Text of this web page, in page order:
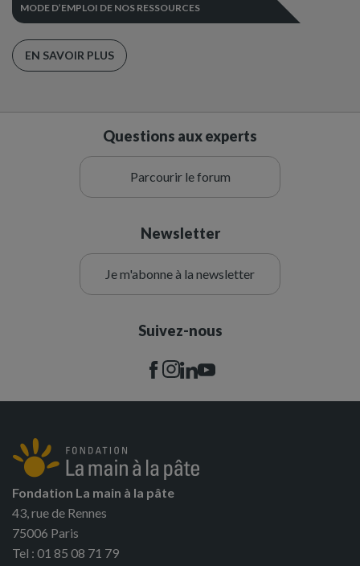
MODE D’EMPLOI DE NOS RESSOURCES
EN SAVOIR PLUS
Questions aux experts
Parcourir le forum
Newsletter
Je m'abonne à la newsletter
Suivez-nous
Fondation La main à la pâte
43, rue de Rennes
75006 Paris
Tel : 01 85 08 71 79